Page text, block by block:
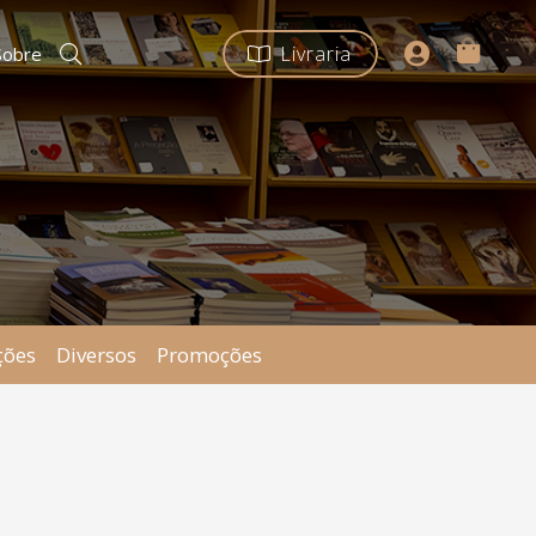
Livraria
Diversos Promoções